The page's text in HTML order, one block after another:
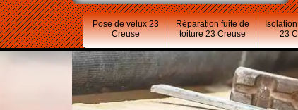
Pose de vélux 23
Creuse
Réparation fuite de
toiture 23 Creuse
23